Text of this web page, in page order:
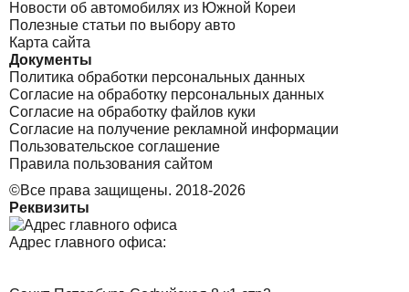
Новости об автомобилях из Южной Кореи
Полезные статьи по выбору авто
Карта сайта
Документы
Политика обработки персональных данных
Согласие на обработку персональных данных
Согласие на обработку файлов куки
Согласие на получение рекламной информации
Пользовательское соглашение
Правила пользования сайтом
©Все права защищены. 2018-2026
Реквизиты
Адрес главного офиса: